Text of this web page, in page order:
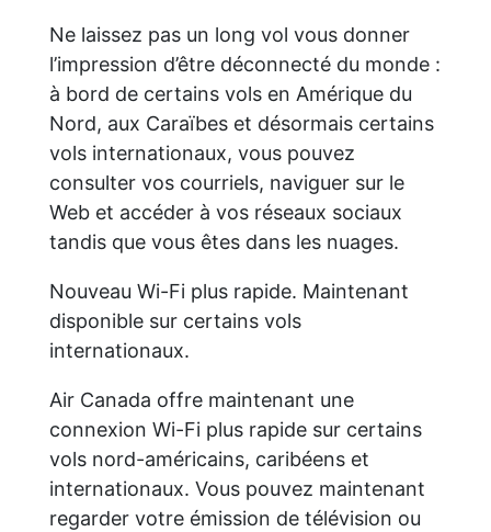
Ne laissez pas un long vol vous donner
l’impression d’être déconnecté du monde :
à bord de certains vols en Amérique du
Nord, aux Caraïbes et désormais certains
vols internationaux, vous pouvez
consulter vos courriels, naviguer sur le
Web et accéder à vos réseaux sociaux
tandis que vous êtes dans les nuages.
Nouveau Wi-Fi plus rapide. Maintenant
disponible sur certains vols
internationaux.
Air Canada offre maintenant une
connexion Wi-Fi plus rapide sur certains
vols nord-américains, caribéens et
internationaux. Vous pouvez maintenant
regarder votre émission de télévision ou